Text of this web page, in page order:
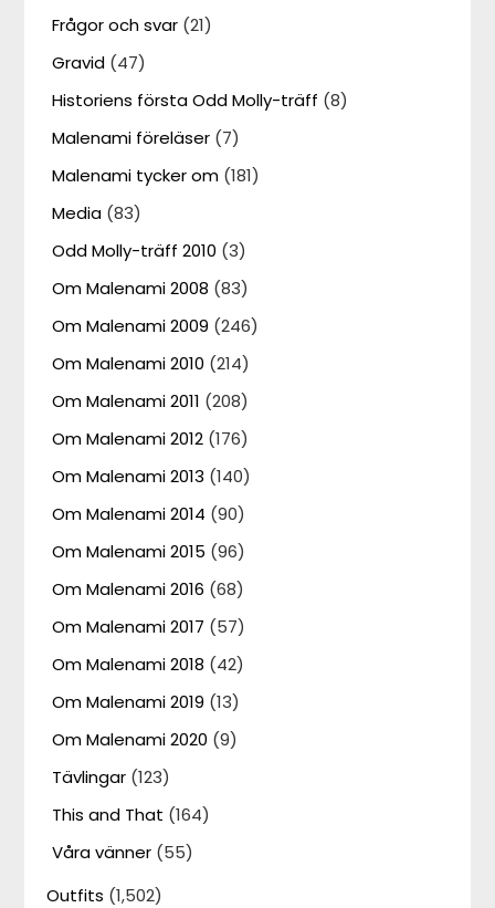
Frågor och svar (21)
Gravid (47)
Historiens första Odd Molly-träff (8)
Malenami föreläser (7)
Malenami tycker om (181)
Media (83)
Odd Molly-träff 2010 (3)
Om Malenami 2008 (83)
Om Malenami 2009 (246)
Om Malenami 2010 (214)
Om Malenami 2011 (208)
Om Malenami 2012 (176)
Om Malenami 2013 (140)
Om Malenami 2014 (90)
Om Malenami 2015 (96)
Om Malenami 2016 (68)
Om Malenami 2017 (57)
Om Malenami 2018 (42)
Om Malenami 2019 (13)
Om Malenami 2020 (9)
Tävlingar (123)
This and That (164)
Våra vänner (55)
Outfits (1,502)